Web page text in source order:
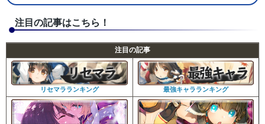
注目の記事はこちら！
注目の記事
リセマラランキング 最強キャラランキング